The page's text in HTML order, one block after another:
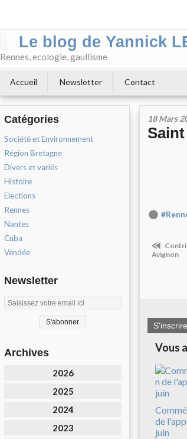
Le blog de Yannick
Rennes, ecologie, gaullisme
Accueil Newsletter Contact
Catégories
Société et Environnement
Région Bretagne
Divers et variés
Histoire
Elections
Rennes
Nantes
Cuba
Vendée
Newsletter
Archives
2026
2025
2024
2023
18 Mars
Avignon
Vous
de
juin